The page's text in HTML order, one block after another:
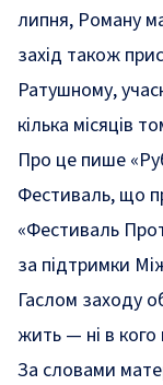
липня, Роману
захід також
Ратушному,
кілька місяців
Про це пише
Фестиваль, що
«Фестиваль
за підтримки
Гаслом заходу
жить — ні в
За словами